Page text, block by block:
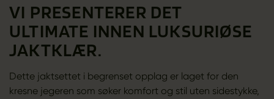
VI PRESENTERER DET
ULTIMATE INNEN LUKSURIØSE
JAKTKLÆR.
Dette jaktsettet i begrenset opplag er laget for den
kresne jegeren som søker komfort og stil uten sidestykke,